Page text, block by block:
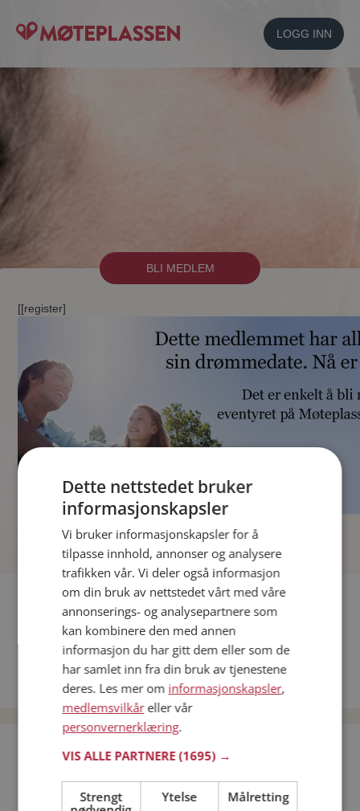
LOGG INN
BLI MEDLEM
[[register]
Fler single
Date menn i Norge
Date kvinner i Norge
Bli medlem gratis!
Jeg er en: Mann Kvinne
Dette nettstedet bruker
informasjonskapsler
Vi bruker informasjonskapsler for å
tilpasse innhold, annonser og analysere
trafikken vår. Vi deler også informasjon
om din bruk av nettstedet vårt med våre
annonserings- og analysepartnere som
kan kombinere den med annen
informasjon du har gitt dem eller som de
har samlet inn fra din bruk av tjenestene
deres. Les mer om informasjonskapsler,
medlemsvilkåreller vår
personvernerklæring.
VIS ALLE PARTNERE(1695) →
Strengt
Ytelse Målretting